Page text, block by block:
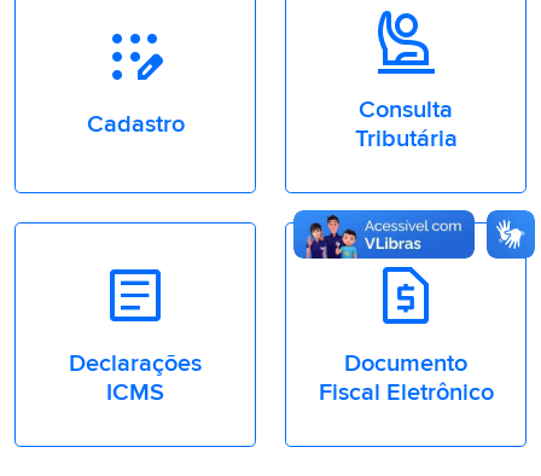
app_registration
Cadastro
Person_Raised_Hand
Consulta
Tributária
Article
Declarações
ICMS
Request_Page
Documento
Fiscal Eletrônico